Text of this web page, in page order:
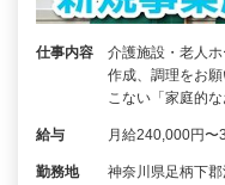
仕事内容
介護施設・老人
作成、調理をお
こない「家庭的
給与 月給240,000円
勤務地
神奈川県足柄下